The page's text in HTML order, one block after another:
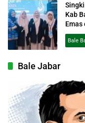
Kab
Emas
Bale
Bale Jabar